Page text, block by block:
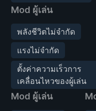
Mod ผู้เล่น
พลังชีวิตไม่จำกัด
แรงไม่จำกัด
ตั้งค่าความเร็วการ
เคลื่อนไหวของผู้เล่น
Mod ผู้เล่น